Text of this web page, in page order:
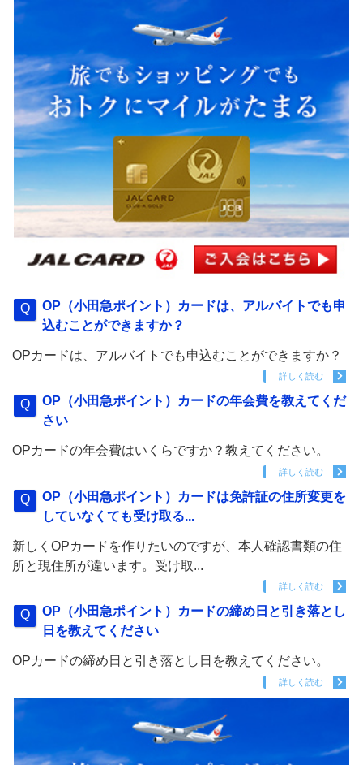
OP（小田急ポイント）カードは、アルバイトでも申
込むことができますか？
OPカードは、アルバイトでも申込むことができますか？
詳しく読む
OP（小田急ポイント）カードの年会費を教えてくだ
さい
OPカードの年会費はいくらですか？教えてください。
詳しく読む
OP（小田急ポイント）カードは免許証の住所変更を
していなくても受け取る...
新しくOPカードを作りたいのですが、本人確認書類の住
所と現住所が違います。受け取...
詳しく読む
OP（小田急ポイント）カードの締め日と引き落とし
日を教えてください
OPカードの締め日と引き落とし日を教えてください。
詳しく読む